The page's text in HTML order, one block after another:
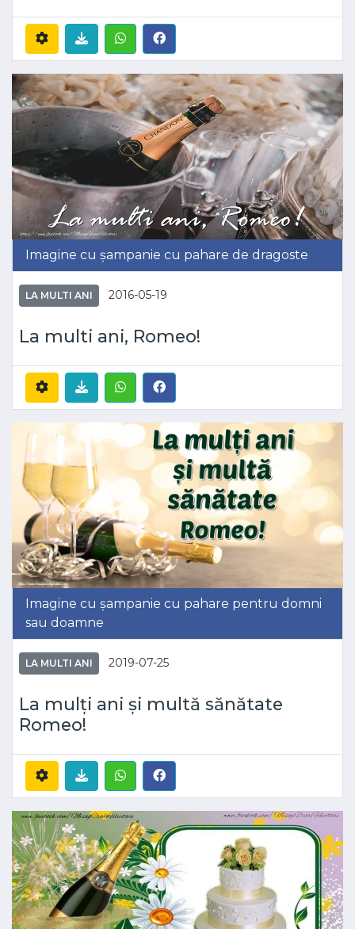
Imagine cu șampanie cu pahare de dragoste
LA MULTI ANI 2016-05-19
La multi ani, Romeo!
Imagine cu șampanie cu pahare pentru domni
sau doamne
LA MULTI ANI 2019-07-25
La mulți ani și multă sănătate
Romeo!